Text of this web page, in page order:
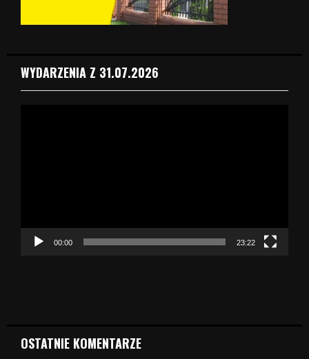
WYDARZENIA Z 31.07.2026
c
00:00 23:22
OSTATNIE KOMENTARZE